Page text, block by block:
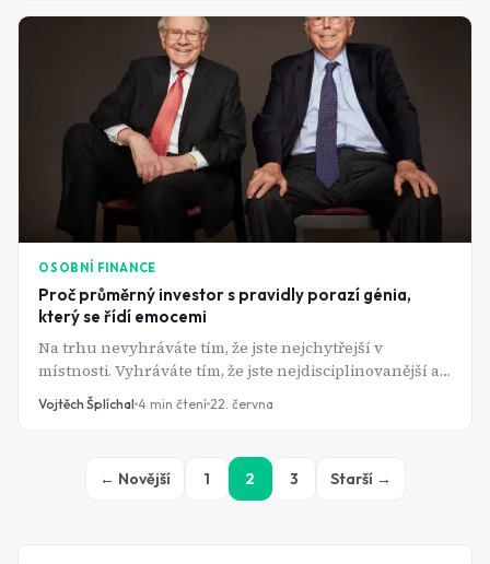
OSOBNÍ FINANCE
Proč průměrný investor s pravidly porazí génia,
který se řídí emocemi
Na trhu nevyhráváte tím, že jste nejchytřejší v
místnosti. Vyhráváte tím, že jste nejdisciplinovanější a
data to potvrzují rok za rokem.
Vojtěch Šplíchal 4 min čtení 22. června
← Novější 1 2 3 Starší →